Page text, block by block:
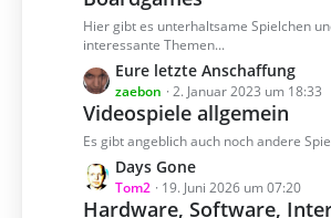
r
g
e
z
t
e
B
e
i
r
ä
Hier gibt es unterhaltsame Spielchen
interessante Themen...
L
e
t
z
e
B
Eure letzte Anschaffung
zaebon 2. Januar 2023 um 18:33
Videospiele allgemein
Es gibt angeblich auch noch andere
L
e
t
Days Gone
Tom2 19. Juni 2026 um 07:20
Hardware, Software,